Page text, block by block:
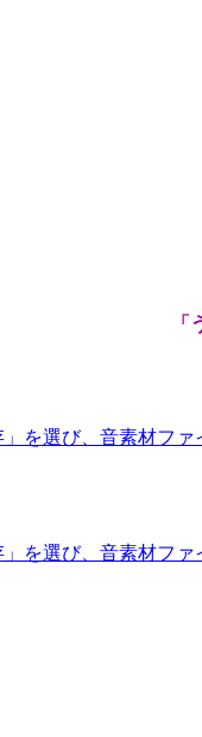
を選び、音素材フ
を選び、音素材フ